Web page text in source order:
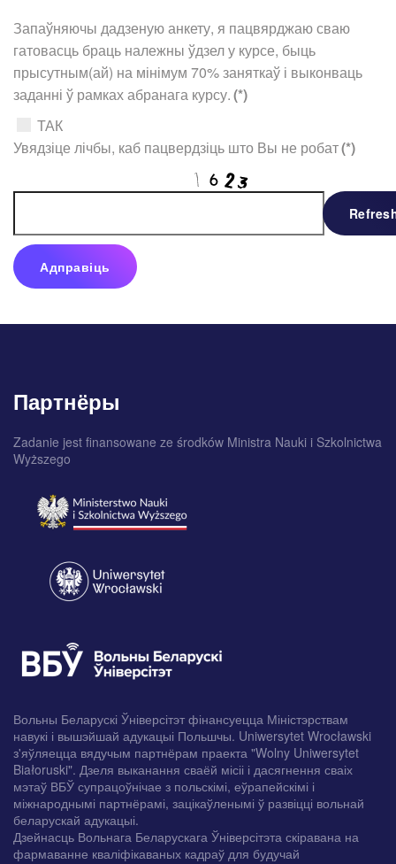
Запаўняючы дадзеную анкету, я пацвярджаю сваю
гатовасць браць належны ўдзел у курсе, быць
прысутным(ай) на мінімум 70% заняткаў і выконваць
заданні ў рамках абранага курсу.(*)
ТАК
Увядзіце лічбы, каб пацвердзіць што Вы не робат(*)
Адправіць
Партнёры
Zadanie jest finansowane ze środków Ministra Nauki i Szkolnictwa
Wyższego
Вольны Беларускі Ўніверсітэт фінансуецца Міністэрствам
навукі і вышэйшай адукацыі Польшчы. Uniwersytet Wrocławski
з'яўляецца вядучым партнёрам праекта "Wolny Uniwersytet
Białoruski". Дзеля выканання сваёй місіі і дасягнення сваіх
мэтаў ВБЎ супрацоўнічае з польскімі, еўрапейскімі і
міжнароднымі партнёрамі, зацікаўленымі ў развіцці вольнай
беларускай адукацыі.
Дзейнасць Вольнага Беларускага Ўніверсітэта скіравана на
фармаванне кваліфікаваных кадраў для будучай